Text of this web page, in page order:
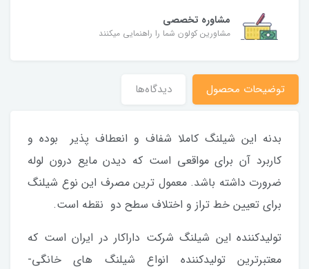
مشاوره تخصصی
مشاورین کولون شما را راهنمایی میکنند
توضیحات محصول دیدگاه‌ها
بدنه این شیلنگ کاملا شفاف و انعطاف پذیر بوده و
کاربرد آن برای مواقعی است که دیدن مایع درون لوله
ضرورت داشته باشد. معمول ترین مصرف این نوع شیلنگ
برای تعیین خط تراز و اختلاف سطح دو نقطه است.
تولیدکننده این شیلنگ شرکت داراکار در ایران است که
معتبرترین تولیدکننده انواع شیلنگ های خانگی-